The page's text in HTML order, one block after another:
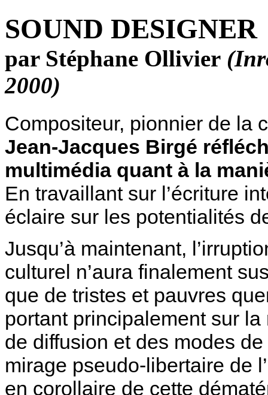
SOUND DESIGNER
par Stéphane Ollivier (
2000)
Compositeur, pionnier de la
Jean-Jacques Birgé
multimédia quant à la
En travaillant sur l’écriture
éclaire sur les potentialités
Jusqu’à maintenant,
culturel n’aura finalement
que de tristes et pauvres
portant principalement sur
de diffusion et des modes
mirage pseudo-libertaire de
en corollaire de cette